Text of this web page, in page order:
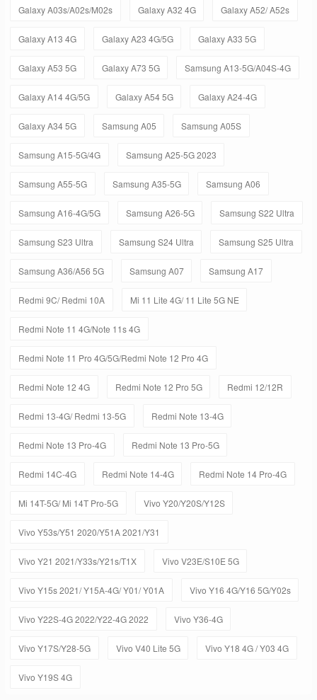
Galaxy A03s/A02s/M02s Galaxy A32 4G Galaxy A52/ A52s
Galaxy A13 4G Galaxy A23 4G/5G Galaxy A33 5G
Galaxy A53 5G Galaxy A73 5G Samsung A13-5G/A04S-4G
Galaxy A14 4G/5G Galaxy A54 5G Galaxy A24-4G
Galaxy A34 5G Samsung A05 Samsung A05S
Samsung A15-5G/4G Samsung A25-5G 2023
Samsung A55-5G Samsung A35-5G Samsung A06
Samsung A16-4G/5G Samsung A26-5G Samsung S22 Ultra
Samsung S23 Ultra Samsung S24 Ultra Samsung S25 Ultra
Samsung A36/A56 5G Samsung A07 Samsung A17
Redmi 9C/ Redmi 10A Mi 11 Lite 4G/ 11 Lite 5G NE
Redmi Note 11 4G/Note 11s 4G
Redmi Note 11 Pro 4G/5G/Redmi Note 12 Pro 4G
Redmi Note 12 4G Redmi Note 12 Pro 5G Redmi 12/12R
Redmi 13-4G/ Redmi 13-5G Redmi Note 13-4G
Redmi Note 13 Pro-4G Redmi Note 13 Pro-5G
Redmi 14C-4G Redmi Note 14-4G Redmi Note 14 Pro-4G
Mi 14T-5G/ Mi 14T Pro-5G Vivo Y20/Y20S/Y12S
Vivo Y53s/Y51 2020/Y51A 2021/Y31
Vivo Y21 2021/Y33s/Y21s/T1X Vivo V23E/S10E 5G
Vivo Y15s 2021/ Y15A-4G/ Y01/ Y01A Vivo Y16 4G/Y16 5G/Y02s
Vivo Y22S-4G 2022/Y22-4G 2022 Vivo Y36-4G
Vivo Y17S/Y28-5G Vivo V40 Lite 5G Vivo Y18 4G / Y03 4G
Vivo Y19S 4G